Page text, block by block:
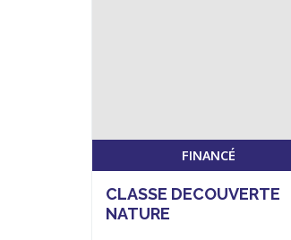
FINANCÉ
CLASSE DECOUVERTE
NATURE